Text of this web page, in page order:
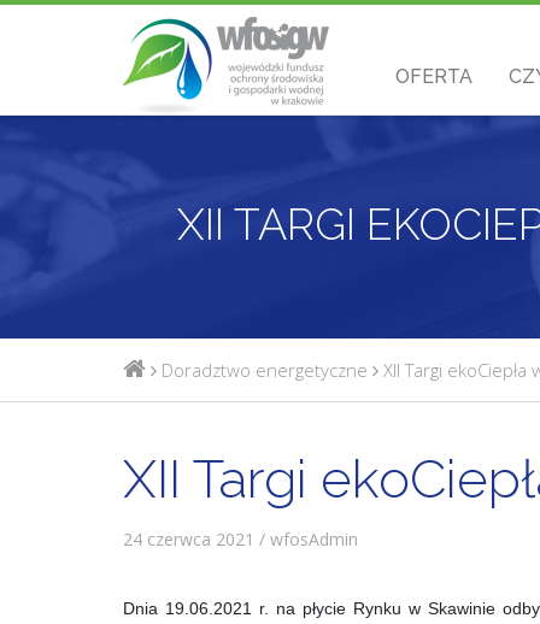
OFERTA
XII TARGI
Doradztwo energetyczne XII Targi ekoCiepła
XII Targi
24 czerwca 2021 / wfosAdmin
Dnia 19.06.2021 r. na płycie Rynku w Skawinie